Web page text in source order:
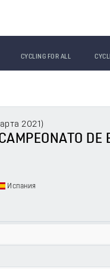
CYCLING FOR ALL
2021 )
DE
Испания